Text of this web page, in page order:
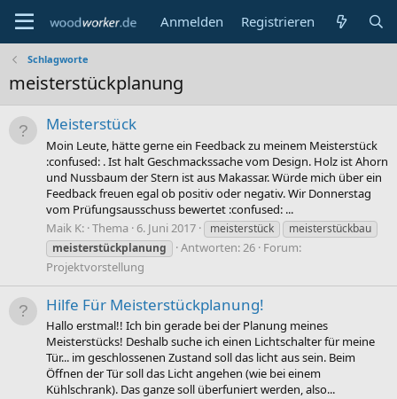
Anmelden Registrieren
Schlagworte
meisterstückplanung
Meisterstück
Moin Leute, hätte gerne ein Feedback zu meinem Meisterstück
:confused: . Ist halt Geschmackssache vom Design. Holz ist Ahorn
und Nussbaum der Stern ist aus Makassar. Würde mich über ein
Feedback freuen egal ob positiv oder negativ. Wir Donnerstag
vom Prüfungsausschuss bewertet :confused: ...
Maik K: Thema 6. Juni 2017 meisterstück
meisterstückbau
meisterstückplanung
Antworten: 26 Forum:
Projektvorstellung
Hilfe Für Meisterstückplanung!
Hallo erstmal!! Ich bin gerade bei der Planung meines
Meisterstücks! Deshalb suche ich einen Lichtschalter für meine
Tür... im geschlossenen Zustand soll das licht aus sein. Beim
Öffnen der Tür soll das Licht angehen (wie bei einem
Kühlschrank). Das ganze soll überfuniert werden, also...